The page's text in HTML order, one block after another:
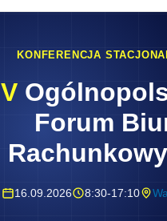
KONFERENCJA
V
Forum
16.09.2026 8:30-17:10